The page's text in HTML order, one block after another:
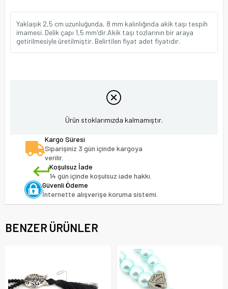
Yaklaşık 2,5 cm uzunluğunda, 8 mm kalınlığında akik taşı tespih
imamesi. Delik çapı 1,5 mm'dir.Akik taşı tozlarının bir araya
getirilmesiyle üretilmiştir. Belirtilen fiyat adet fiyatıdır.
Ürün stoklarımızda kalmamıştır.
Kargo Süresi
Siparişiniz 3 gün içinde kargoya
verilir.
Koşulsuz İade
14 gün içinde koşulsuz iade hakkı.
Güvenli Ödeme
İnternette alışverişe koruma sistemi.
BENZER ÜRÜNLER